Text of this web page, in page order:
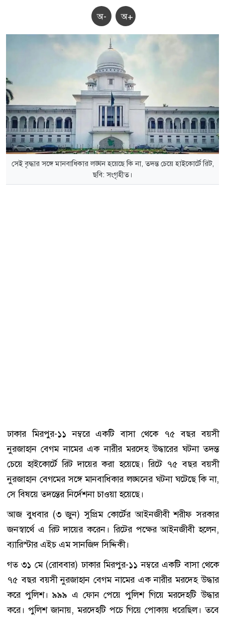
অ- অ+
সেই বৃদ্ধার সঙ্গে মানবাধিকার লঙ্ঘন হয়েছে কি না, তদন্ত চেয়ে হাইকোর্টে রিট,
ছবি: সংগৃহীত।
ঢাকার মিরপুর-১১ নম্বরে একটি বাসা থেকে ৭৫ বছর বয়সী
নুরজাহান বেগম নামের এক নারীর মরদেহ উদ্ধারের ঘটনা তদন্ত
চেয়ে হাইকোর্টে রিট দায়ের করা হয়েছে। রিটে ৭৫ বছর বয়সী
নুরজাহান বেগমের সঙ্গে মানবাধিকার লঙ্ঘনের ঘটনা ঘটেছে কি না,
সে বিষয়ে তদন্তের নির্দেশনা চাওয়া হয়েছে।
আজ বুধবার (৩ জুন) সুপ্রিম কোর্টের আইনজীবী শরীফ সরকার
জনস্বার্থে এ রিট দায়ের করেন। রিটের পক্ষের আইনজীবী হলেন,
ব্যারিস্টার এইচ এম সানজিদ সিদ্দিকী।
গত ৩১ মে (রোববার) ঢাকার মিরপুর-১১ নম্বরে একটি বাসা থেকে
৭৫ বছর বয়সী নুরজাহান বেগম নামের এক নারীর মরদেহ উদ্ধার
করে পুলিশ। ৯৯৯ এ ফোন পেয়ে পুলিশ গিয়ে মরদেহটি উদ্ধার
করে। পুলিশ জানায়, মরদেহটি পচে গিয়ে পোকায় ধরেছিল। তবে